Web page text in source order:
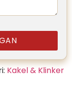
Kakel & Klinker